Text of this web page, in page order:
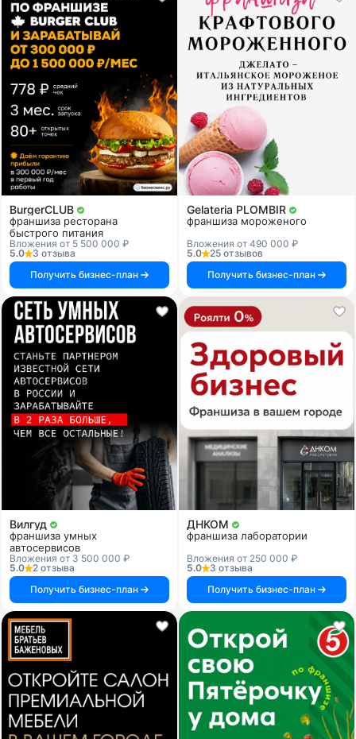
BurgerCLUB
франшиза ресторана
быстрого питания
Вложения от 5 500 000 ₽
5.0
3 отзыва
Получить бизнес-план
Gelateria PLOMBIR
франшиза мороженого
Вложения от 490 000 ₽
5.0
25 отзывов
Получить бизнес-план
Вилгуд
франшиза умных
автосервисов
Вложения от 3 500 000 ₽
5.0
2 отзыва
Получить бизнес-план
ДНКОМ
франшиза лаборатории
Вложения от 250 000 ₽
5.0
3 отзыва
Получить бизнес-план